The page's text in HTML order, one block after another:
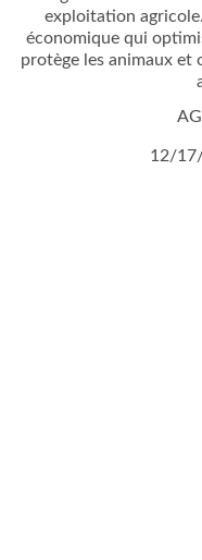
exploitation
économique qui
protège les animaux et
12/